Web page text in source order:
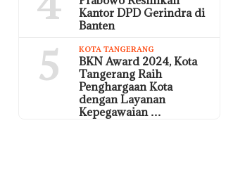
Kantor DPD Gerindra di
Banten
5 KOTA TANGERANG
BKN Award 2024, Kota
Tangerang Raih
Penghargaan Kota
dengan Layanan
Kepegawaian …